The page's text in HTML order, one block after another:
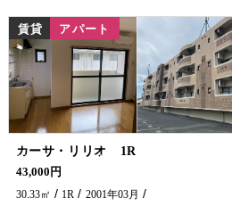
賃貸 アパート
カーサ・リリオ 1R
学生さん・単身の方おすすめのアパートです(^^)/ インターネット無料、オートロック付きで女性の方も安心♪ 延岡市で賃貸物件・アパートをお探しなら、五ヶ瀬不動産へお問い合わせください！！
43,000円
30.33㎡
1R 2001年03月